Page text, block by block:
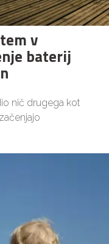
v
baterij
nič drugega kot